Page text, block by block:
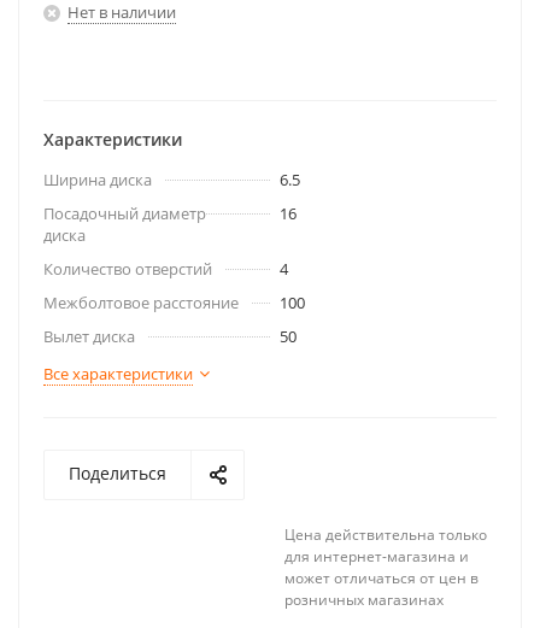
Нет в наличии
Характеристики
Ширина диска
6.5
Посадочный диаметр
диска
16
Количество отверстий
4
Межболтовое расстояние
100
Вылет диска
50
Все характеристики
Поделиться
Цена действительна только
для интернет-магазина и
может отличаться от цен в
розничных магазинах